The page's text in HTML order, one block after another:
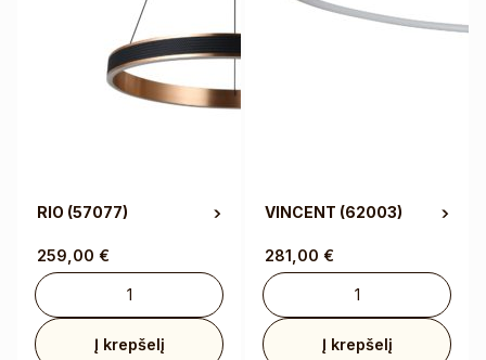
RIO (57077)
259,00 €
Į krepšelį
VINCENT (62003)
281,00 €
Į krepšelį